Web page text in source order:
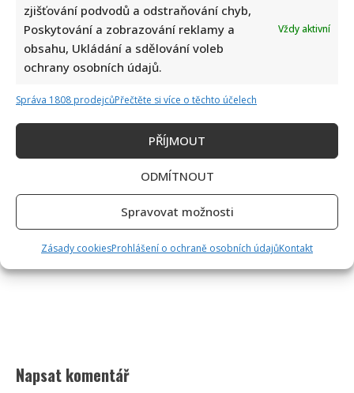
zjišťování podvodů a odstraňování chyb,
Poskytování a zobrazování reklamy a
obsahu, Ukládání a sdělování voleb
ochrany osobních údajů.
Vždy aktivní
Správa 1808 prodejcůPřečtěte si více o těchto účelech
PŘÍJMOUT
ODMÍTNOUT
Spravovat možnosti
Zásady cookiesProhlášení o ochraně osobních údajůKontakt
Napsat komentář